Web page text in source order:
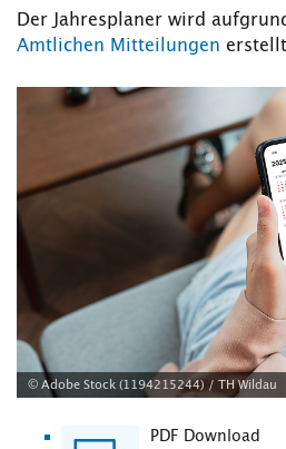
Der Jahresplaner wird
Amtlichen Mitteilungen
© Adobe Stock (1194215244) / TH Wildau
PDF Download